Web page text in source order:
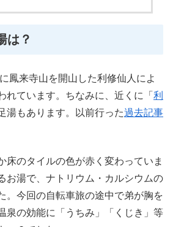
は？
鳳来寺山を開山した利修仙人によ
れています。ちなみに、近くに「 利
湯もあります。以前行った過去記事
床のタイルの色が赤く変わっていま
お湯で、ナトリウム・カルシウムの
。今回の自転車旅の途中で弟が胸を
泉の効能に「うちみ」「くじき」等